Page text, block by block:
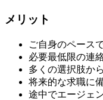
メリット
ご自身のペース
必要最低限の連
多くの選択肢か
将来的な求職に
途中でエージェ